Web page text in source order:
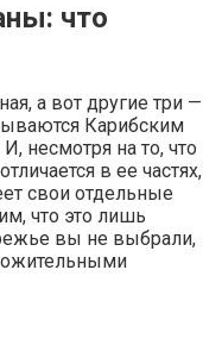
что
а вот другие три —
Карибским
несмотря на то, что
в ее частях,
свои отдельные
что это лишь
вы не выбрали,